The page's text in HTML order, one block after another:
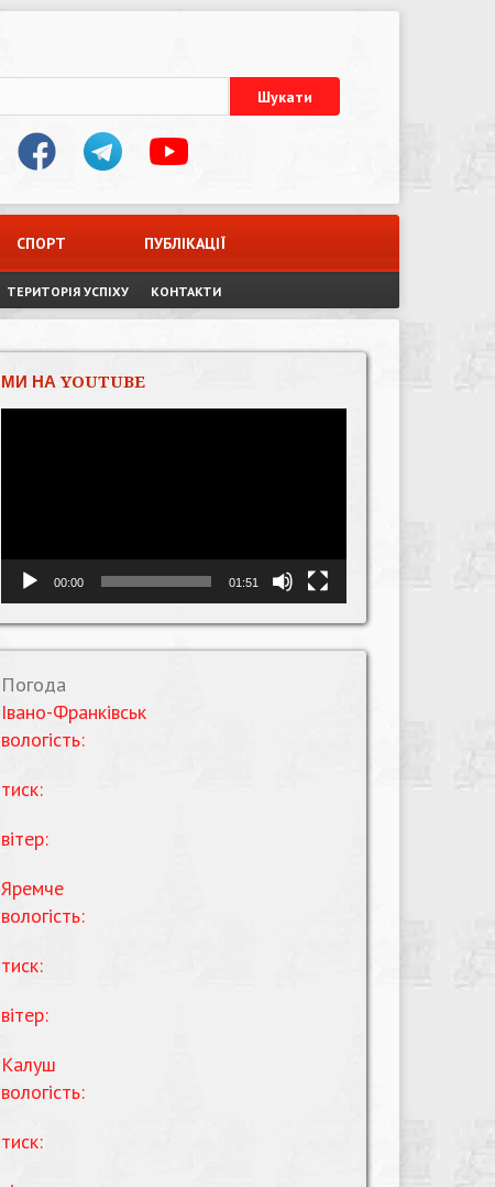
СПОРТ ПУБЛІКАЦІЇ
ТЕРИТОРІЯ УСПІХУ КОНТАКТИ
МИ НА YOUTUBE
00:00 01:51
Погода
Івано-Франківськ
вологість:
тиск:
вітер:
Яремче
вологість:
тиск:
вітер:
Калуш
вологість:
тиск: